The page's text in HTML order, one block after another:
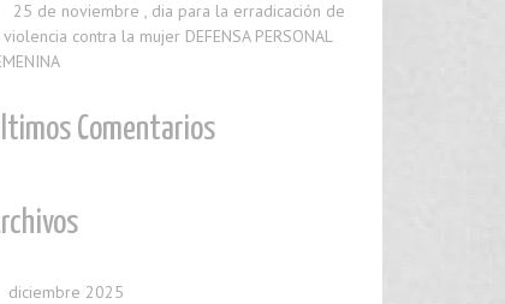
25 de noviembre , dia para la erradicación de
contra la mujer DEFENSA PERSONAL
Comentarios
diciembre 2025